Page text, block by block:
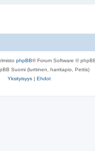
phpBB® Forum Software ©
Suomi (lurttinen, harritapio, Pettis)
Yksityisyys | Ehdot